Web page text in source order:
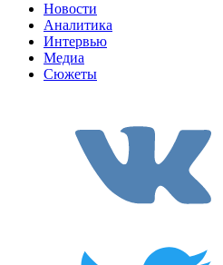
Новости
Аналитика
Интервью
Медиа
Сюжеты